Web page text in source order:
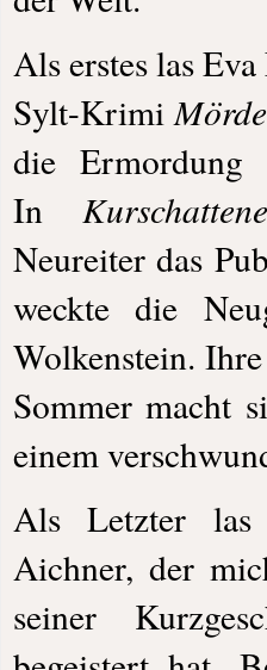
Als erstes las
Sylt-Krimi
die Ermordung
In
Neureiter das
weckte die
Wolkenstein.
Sommer macht
einem
Als Letzter las
Aichner, der
seiner